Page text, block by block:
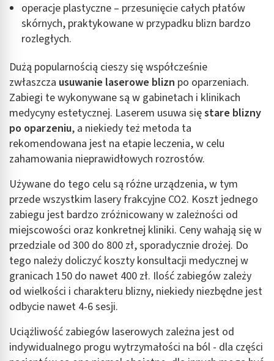
operacje plastyczne – przesunięcie całych płatów
skórnych, praktykowane w przypadku blizn bardzo
rozległych.
Dużą popularnością cieszy się współcześnie
zwłaszcza usuwanie laserowe blizn po oparzeniach.
Zabiegi te wykonywane są w gabinetach i klinikach
medycyny estetycznej. Laserem usuwa sięstare blizny
po oparzeniu, a niekiedy też metoda ta
rekomendowana jest na etapie leczenia, w celu
zahamowania nieprawidłowych rozrostów.
Używane do tego celu są różne urządzenia, w tym
przede wszystkim lasery frakcyjne CO2. Koszt jednego
zabiegu jest bardzo zróżnicowany w zależności od
miejscowości oraz konkretnej kliniki. Ceny wahają się w
przedziale od 300 do 800 zł, sporadycznie drożej. Do
tego należy doliczyć koszty konsultacji medycznej w
granicach 150 do nawet 400 zł. Ilość zabiegów zależy
od wielkości i charakteru blizny, niekiedy niezbędne jest
odbycie nawet 4-6 sesji.
Uciążliwość zabiegów laserowych zależna jest od
indywidualnego progu wytrzymałości na ból - dla części